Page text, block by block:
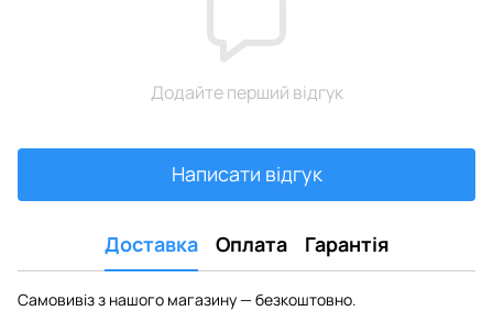
Додайте перший відгук
Написати відгук
Доставка Оплата Гарантія
Самовивіз з нашого магазину — безкоштовно.